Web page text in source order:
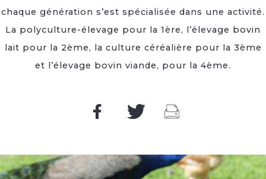
chaque génération s’est spécialisée dans une activité.
La polyculture-élevage pour la 1ère, l’élevage bovin
lait pour la 2ème, la culture céréalière pour la 3ème
et l’élevage bovin viande, pour la 4ème.